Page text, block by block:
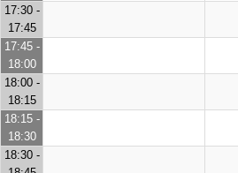
17:30 -
17:45
17:45 -
18:00
18:00 -
18:15
18:15 -
18:30
18:30 -